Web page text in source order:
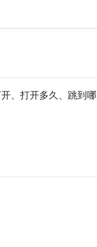
、打开多久、跳到哪